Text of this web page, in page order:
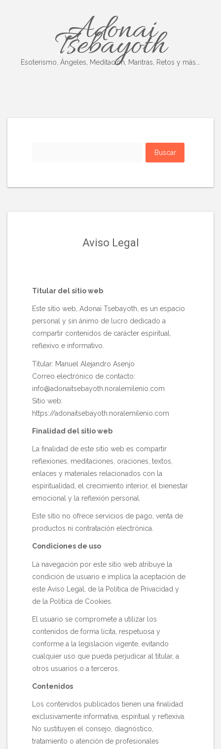
Adonai
Tsebayoth
Esoterismo, Ángeles, Meditación, Mantras, Retos y más...
Aviso Legal
Titular del sitio web
Este sitio web, Adonai Tsebayoth, es un espacio
personal y sin ánimo de lucro dedicado a
compartir contenidos de carácter espiritual,
reflexivo e informativo.
Titular: Manuel Alejandro Asenjo
Correo electrónico de contacto:
info@adonaitsebayoth.noralemilenio.com
Sitio web:
https://adonaitsebayoth.noralemilenio.com
Finalidad del sitio web
La finalidad de este sitio web es compartir
reflexiones, meditaciones, oraciones, textos,
enlaces y materiales relacionados con la
espiritualidad, el crecimiento interior, el bienestar
emocional y la reflexión personal.
Este sitio no ofrece servicios de pago, venta de
productos ni contratación electrónica.
Condiciones de uso
La navegación por este sitio web atribuye la
condición de usuario e implica la aceptación de
este Aviso Legal, de la Política de Privacidad y
de la Política de Cookies.
El usuario se compromete a utilizar los
contenidos de forma lícita, respetuosa y
conforme a la legislación vigente, evitando
cualquier uso que pueda perjudicar al titular, a
otros usuarios o a terceros.
Contenidos
Los contenidos publicados tienen una finalidad
exclusivamente informativa, espiritual y reflexiva.
No sustituyen el consejo, diagnóstico,
tratamiento o atención de profesionales